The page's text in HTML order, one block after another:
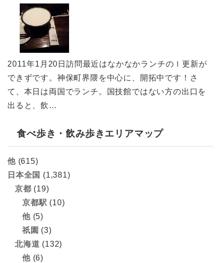
2011年1月20日訪問最近はなかなかランチのｌ更新が
できずです。神保町界隈を中心に、開拓中です！さ
て、本日は両国でランチ。国技館ではない方の出口を
出ると、飲…
食べ歩き・飲み歩きエリアマップ
他(615)
日本全国 (1,381)
京都 (19)
京都駅 (10)
他(5)
祇園 (3)
北海道 (132)
他(6)